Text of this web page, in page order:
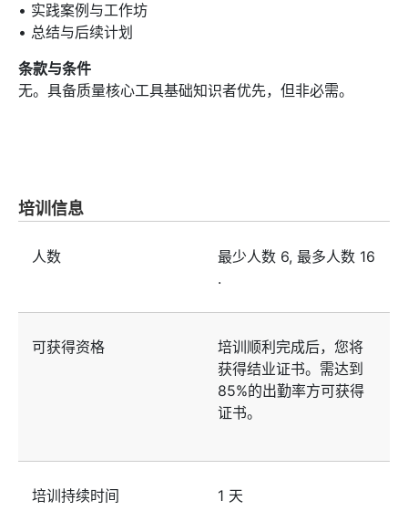
• 实践案例与工作坊
• 总结与后续计划
条款与条件
无。具备质量核心工具基础知识者优先，但非必需。
培训信息
人数 最少人数 6, 最多人数 16
.
可获得资格
培训顺利完成后，您将
获得结业证书。需达到
85%的出勤率方可获得
证书。
培训持续时间 1 天